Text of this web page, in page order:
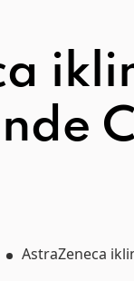
AstraZeneca